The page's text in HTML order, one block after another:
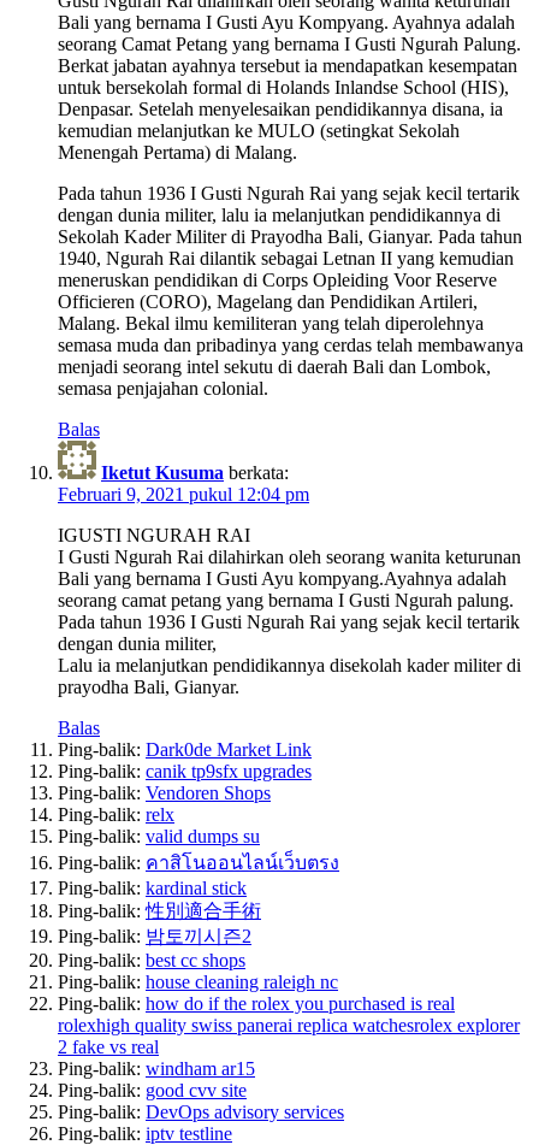
Bali yang bernama I Gusti Ayu Kompyang. Ayahnya adalah
seorang Camat Petang yang bernama I Gusti Ngurah Palung.
Berkat jabatan ayahnya tersebut ia mendapatkan kesempatan
untuk bersekolah formal di Holands Inlandse School (HIS),
Denpasar. Setelah menyelesaikan pendidikannya disana, ia
kemudian melanjutkan ke MULO (setingkat Sekolah
Menengah Pertama) di Malang.
Pada tahun 1936 I Gusti Ngurah Rai yang sejak kecil tertarik
dengan dunia militer, lalu ia melanjutkan pendidikannya di
Sekolah Kader Militer di Prayodha Bali, Gianyar. Pada tahun
1940, Ngurah Rai dilantik sebagai Letnan II yang kemudian
meneruskan pendidikan di Corps Opleiding Voor Reserve
Officieren (CORO), Magelang dan Pendidikan Artileri,
Malang. Bekal ilmu kemiliteran yang telah diperolehnya
semasa muda dan pribadinya yang cerdas telah membawanya
menjadi seorang intel sekutu di daerah Bali dan Lombok,
semasa penjajahan colonial.
Balas
Iketut Kusuma berkata:
Februari 9, 2021 pukul 12:04 pm
IGUSTI NGURAH RAI
I Gusti Ngurah Rai dilahirkan oleh seorang wanita keturunan
Bali yang bernama I Gusti Ayu kompyang.Ayahnya adalah
seorang camat petang yang bernama I Gusti Ngurah palung.
Pada tahun 1936 I Gusti Ngurah Rai yang sejak kecil tertarik
dengan dunia militer,
Lalu ia melanjutkan pendidikannya disekolah kader militer di
prayodha Bali, Gianyar.
Balas
Ping-balik: Dark0de Market Link
Ping-balik: canik tp9sfx upgrades
Ping-balik: Vendoren Shops
Ping-balik: relx
Ping-balik: valid dumps su
Ping-balik: คาสิโนออนไลน์เว็บตรง
Ping-balik: kardinal stick
Ping-balik:性別適合手術
Ping-balik: 밤토끼시즌2
Ping-balik: best cc shops
Ping-balik: house cleaning raleigh nc
Ping-balik: how do if the rolex you purchased is real
rolexhigh quality swiss panerai replica watchesrolex explorer
2 fake vs real
Ping-balik: windham ar15
Ping-balik: good cvv site
Ping-balik: DevOps advisory services
Ping-balik: iptv testline